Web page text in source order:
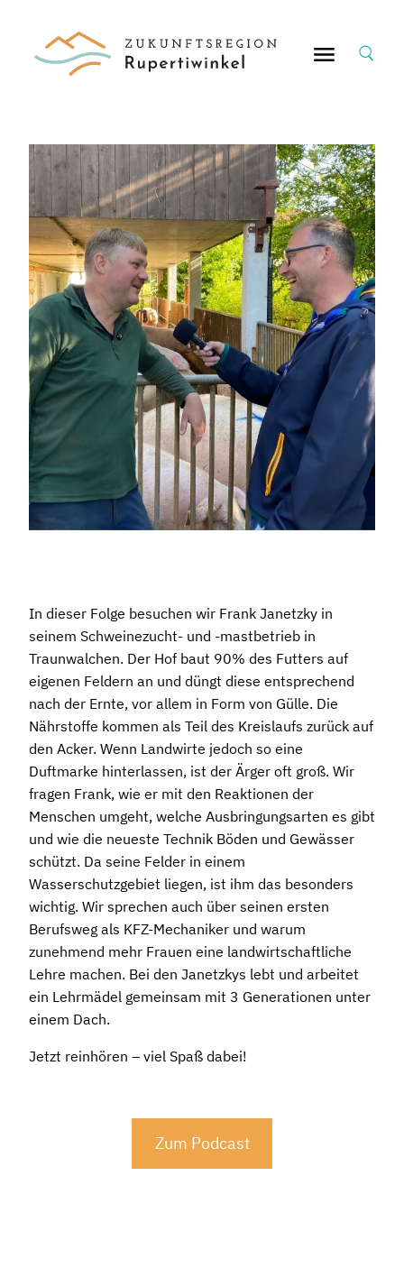
Suche
In dieser Folge besuchen wir Frank Janetzky in
seinem Schweinezucht- und -mastbetrieb in
Traunwalchen. Der Hof baut 90% des Futters auf
eigenen Feldern an und düngt diese entsprechend
nach der Ernte, vor allem in Form von Gülle. Die
Nährstoffe kommen als Teil des Kreislaufs zurück auf
den Acker. Wenn Landwirte jedoch so eine
Duftmarke hinterlassen, ist der Ärger oft groß. Wir
fragen Frank, wie er mit den Reaktionen der
Menschen umgeht, welche Ausbringungsarten es gibt
und wie die neueste Technik Böden und Gewässer
schützt. Da seine Felder in einem
Wasserschutzgebiet liegen, ist ihm das besonders
wichtig. Wir sprechen auch über seinen ersten
Berufsweg als KFZ-Mechaniker und warum
zunehmend mehr Frauen eine landwirtschaftliche
Lehre machen. Bei den Janetzkys lebt und arbeitet
ein Lehrmädel gemeinsam mit 3 Generationen unter
einem Dach.
Jetzt reinhören – viel Spaß dabei!
Zum Podcast